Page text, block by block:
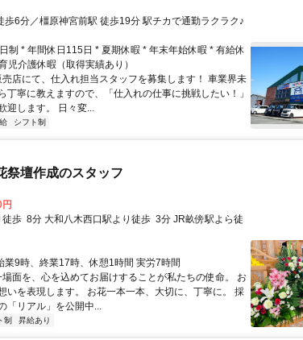
アクセス: 畝傍御陵前駅 徒歩6分／橿原神宮前駅 徒歩19分 駅チカで通勤ラクラク♪
制 * 年間休日115日 * 夏期休暇 * 年末年始休暇 * 有給休
児介護休暇（取得実績あり）
店にて、仕入れ担当スタッフを募集します！ 車業界未
丁寧に教えますので、「仕入れの仕事に挑戦したい！」
迎します。 日々変...
シフト制
祭壇作成のスタッフ
業9時、終業17時、休憩1時間 実労7時間
面を、心を込めてお届けすることが私たちの使命。 お
いを表現します。 お花一本一本、大切に、丁寧に。 採
「リアル」を公開中...
制 昇給あり